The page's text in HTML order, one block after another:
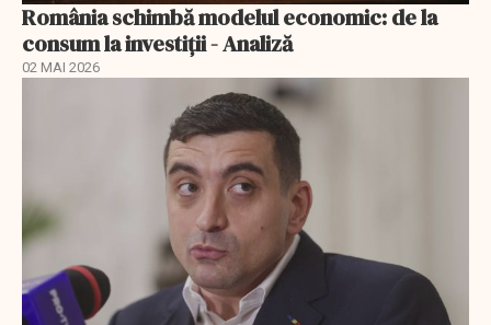
România schimbă modelul economic: de la
consum la investiții - Analiză
02 MAI 2026